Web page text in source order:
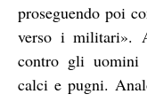
proseguendo poi
verso i militari».
contro gli uomini
calci e pugni.